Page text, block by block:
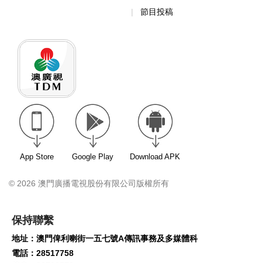
節目投稿
App Store Google Play Download APK
© 2026 澳門廣播電視股份有限公司版權所有
保持聯繫
地址：澳門俾利喇街一五七號A傳訊事務及多媒體科
電話：28517758